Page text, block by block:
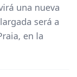
una nueva
será a
en la